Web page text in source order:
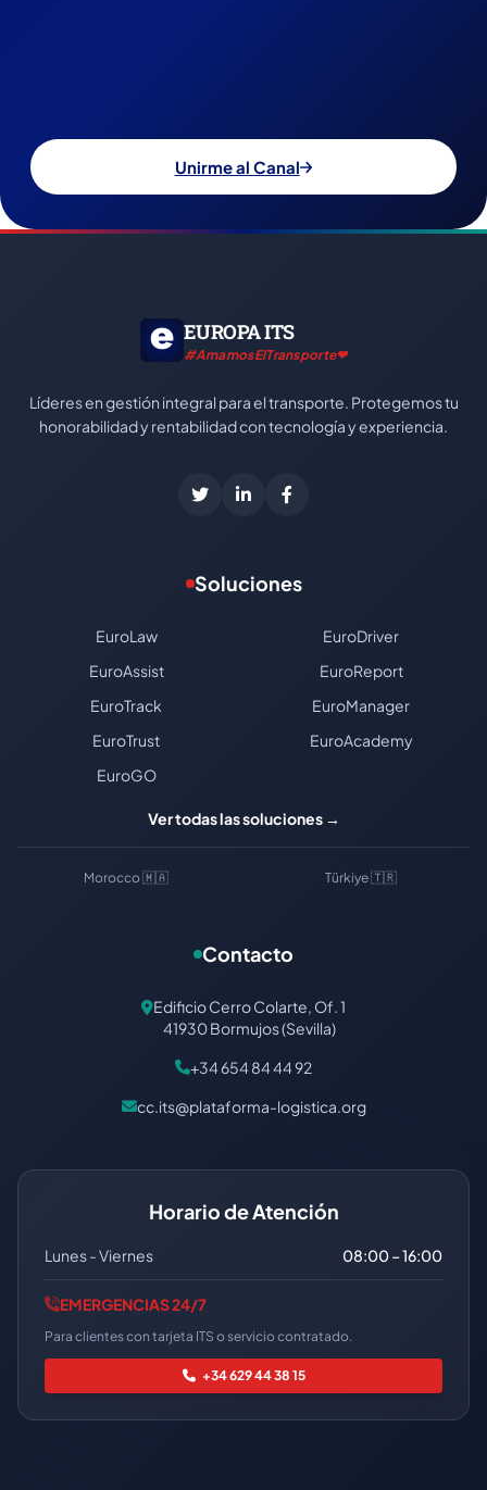
Unirme al Canal
EUROPA ITS
#AmamosElTransporte❤
Líderes en gestión integral para el transporte. Protegemos tu
honorabilidad y rentabilidad con tecnología y experiencia.
Soluciones
EuroLaw
EuroDriver
EuroAssist
EuroReport
EuroTrack
EuroManager
EuroTrust
EuroAcademy
EuroGO
Ver todas las soluciones →
Morocco 🇲🇦 Türkiye 🇹🇷
Contacto
Edificio Cerro Colarte, Of. 1
41930 Bormujos (Sevilla)
+34 654 84 44 92
cc.its@plataforma-logistica.org
Horario de Atención
Lunes - Viernes 08:00 – 16:00
EMERGENCIAS 24/7
Para clientes con tarjeta ITS o servicio contratado.
+34 629 44 38 15